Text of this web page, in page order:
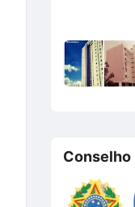
Conselho